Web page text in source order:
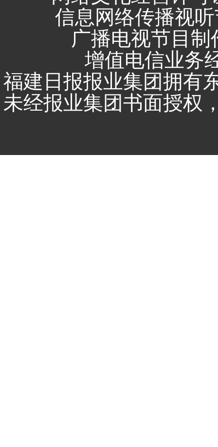
信息网络传播视
广播电视节目
增值电信业务
福建日报报业集团拥有
未经报业集团书面授权